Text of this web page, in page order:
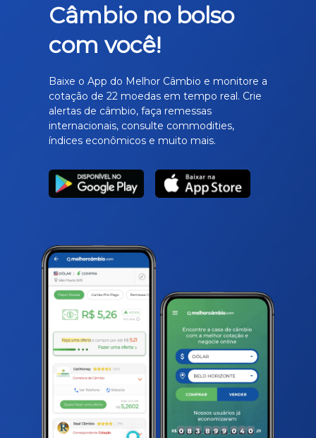
Câmbio no bolso
com você!
Baixe o App do Melhor Câmbio e monitore a
cotação de 22 moedas em tempo real. Crie
alertas de câmbio, faça remessas
internacionais, consulte commodities,
índices econômicos e muito mais.